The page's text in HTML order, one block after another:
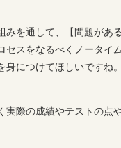
みを通して、【問題があ
セスをなるべくノータイ
につけてほしいですね。
実際の成績やテストの点